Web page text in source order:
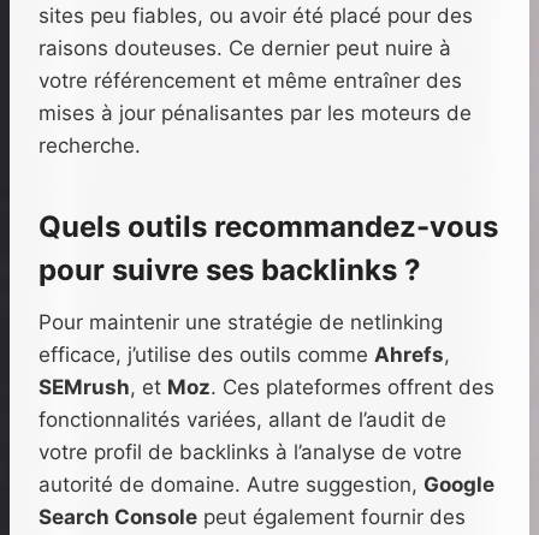
sites peu fiables, ou avoir été placé pour des
raisons douteuses. Ce dernier peut nuire à
votre référencement et même entraîner des
mises à jour pénalisantes par les moteurs de
recherche.
Quels outils recommandez-vous
pour suivre ses backlinks ?
Pour maintenir une stratégie de netlinking
efficace, j’utilise des outils comme Ahrefs,
SEMrush, et Moz. Ces plateformes offrent des
fonctionnalités variées, allant de l’audit de
votre profil de backlinks à l’analyse de votre
autorité de domaine. Autre suggestion, Google
Search Console peut également fournir des